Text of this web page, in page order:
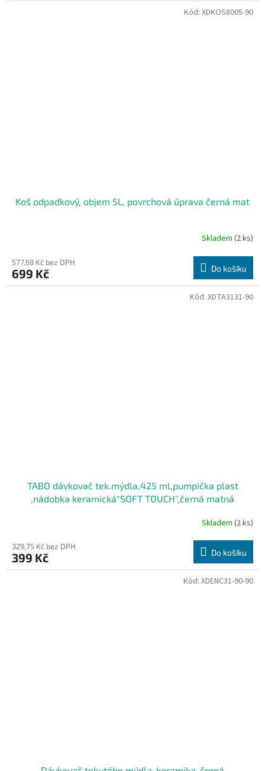
Koš odpadkový, objem 5L, povrchová úprava černá mat
Skladem (2 ks)
577,69 Kč bez DPH
699 Kč Do košíku
Kód: XDKOS8005-90
TABO dávkovač tek.mýdla,425 ml,pumpička plast
,nádobka keramická"SOFT TOUCH",černá matná
Skladem (2 ks)
329,75 Kč bez DPH
399 Kč Do košíku
Kód: XDTA3131-90
Kód: XDENC31-90-90